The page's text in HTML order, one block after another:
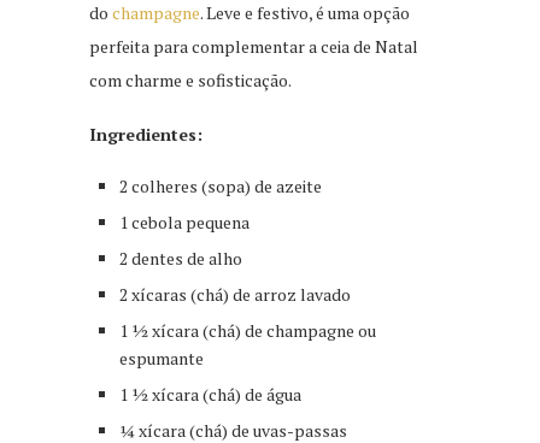
do champagne. Leve e festivo, é uma opção
perfeita para complementar a ceia de Natal
com charme e sofisticação.
Ingredientes:
2 colheres (sopa) de azeite
1 cebola pequena
2 dentes de alho
2 xícaras (chá) de arroz lavado
1 ½ xícara (chá) de champagne ou
espumante
1 ½ xícara (chá) de água
¼ xícara (chá) de uvas-passas